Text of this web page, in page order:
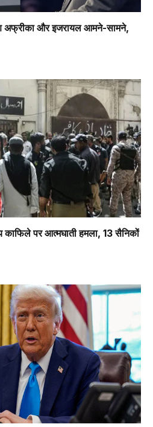
अफ्रीका और इजरायल आमने-सामने,
काफिले पर आत्मघाती हमला, 13 सैनिकों